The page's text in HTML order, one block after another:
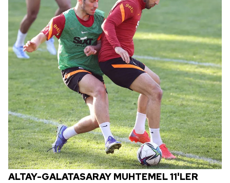
ALTAY-GALATASARAY MUHTEMEL 11'LER